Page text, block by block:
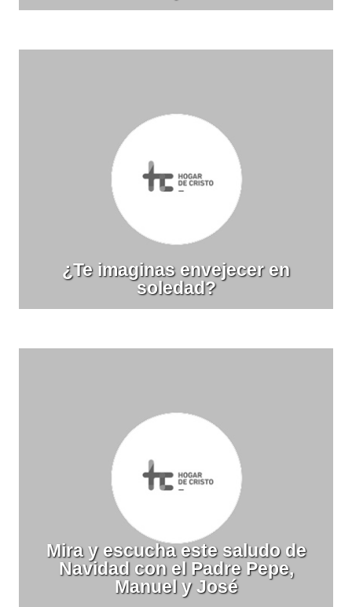
¿Te imaginas envejecer en
soledad?
Mira y escucha este saludo de
Navidad con el Padre Pepe,
Manuel y José